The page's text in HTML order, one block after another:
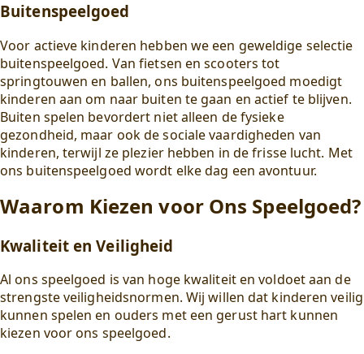
Buitenspeelgoed
Voor actieve kinderen hebben we een geweldige selectie
buitenspeelgoed. Van fietsen en scooters tot
springtouwen en ballen, ons buitenspeelgoed moedigt
kinderen aan om naar buiten te gaan en actief te blijven.
Buiten spelen bevordert niet alleen de fysieke
gezondheid, maar ook de sociale vaardigheden van
kinderen, terwijl ze plezier hebben in de frisse lucht. Met
ons buitenspeelgoed wordt elke dag een avontuur.
Waarom Kiezen voor Ons Speelgoed?
Kwaliteit en Veiligheid
Al ons speelgoed is van hoge kwaliteit en voldoet aan de
strengste veiligheidsnormen. Wij willen dat kinderen veilig
kunnen spelen en ouders met een gerust hart kunnen
kiezen voor ons speelgoed.